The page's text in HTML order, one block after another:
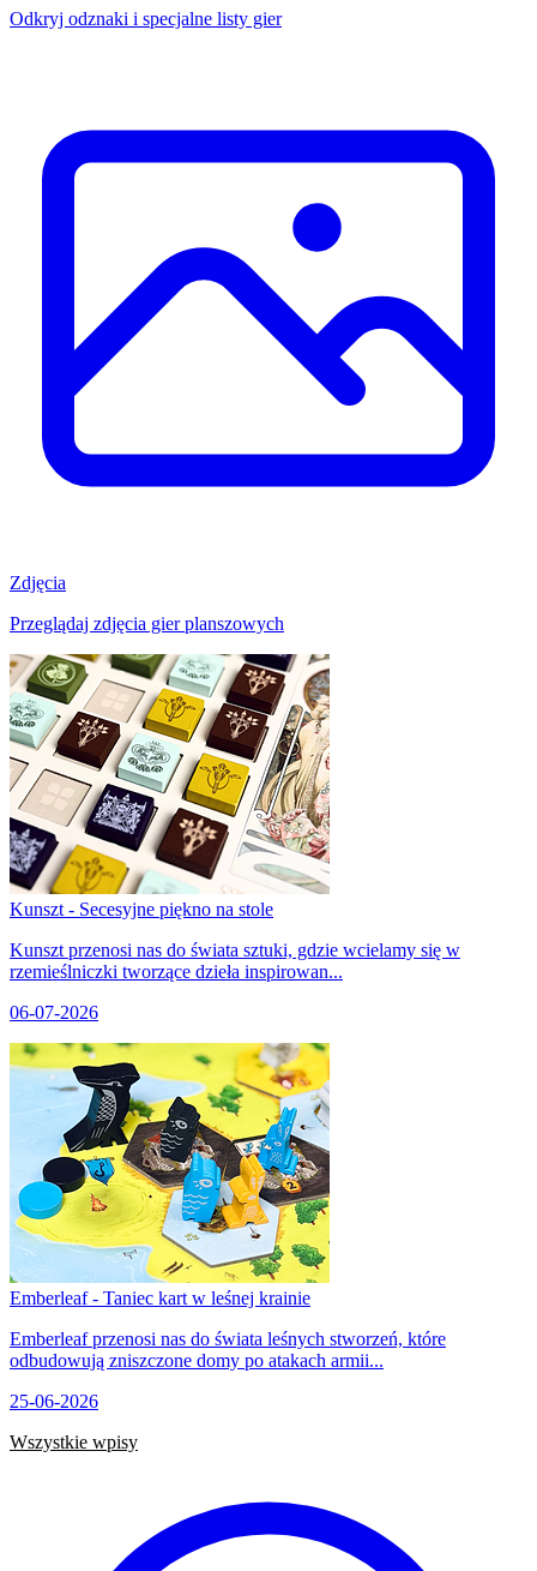
Odkryj odznaki i specjalne listy gier
Zdjęcia
Przeglądaj zdjęcia gier planszowych
Kunszt - Secesyjne piękno na stole
Kunszt przenosi nas do świata sztuki, gdzie wcielamy się w
rzemieślniczki tworzące dzieła inspirowan...
06-07-2026
Emberleaf - Taniec kart w leśnej krainie
Emberleaf przenosi nas do świata leśnych stworzeń, które
odbudowują zniszczone domy po atakach armii...
25-06-2026
Wszystkie wpisy